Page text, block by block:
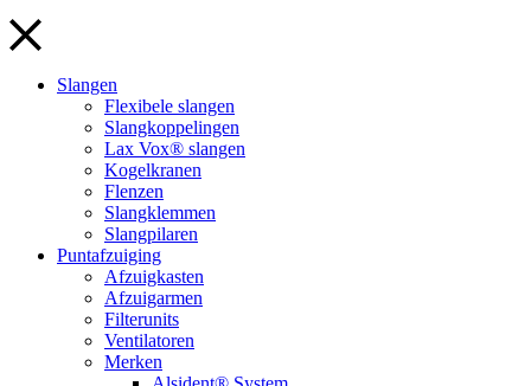
Slangen
Flexibele slangen
Slangkoppelingen
Lax Vox® slangen
Kogelkranen
Flenzen
Slangklemmen
Slangpilaren
Puntafzuiging
Afzuigkasten
Afzuigarmen
Filterunits
Ventilatoren
Merken